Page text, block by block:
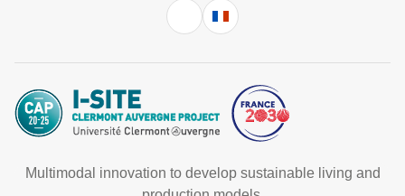
Multimodal innovation to develop sustainable living and